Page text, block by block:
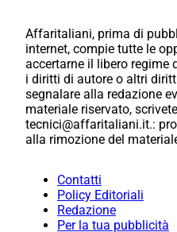
Affaritaliani, prima di
internet, compie tutte le
accertarne il libero regime
i diritti di autore o altri
segnalare alla redazione
materiale riservato,
tecnici@affaritaliani.it.:
alla rimozione del
Contatti
Policy Editoriali
Redazione
Per la tua pubblicità